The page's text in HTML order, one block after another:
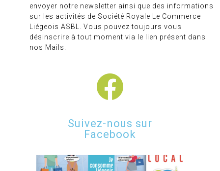
envoyer notre newsletter ainsi que des informations
sur les activités de Société Royale Le Commerce
Liégeois ASBL. Vous pouvez toujours vous
désinscrire à tout moment via le lien présent dans
nos Mails.
Suivez-nous sur
Facebook